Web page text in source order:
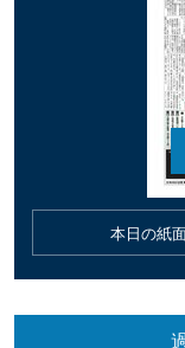
本日の紙